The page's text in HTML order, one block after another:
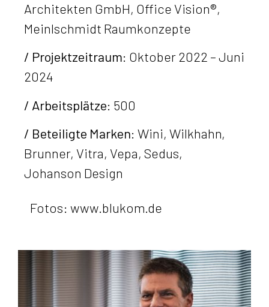
Architekten GmbH, Office Vision®,
Meinlschmidt Raumkonzepte
/ Projektzeitraum: Oktober 2022 – Juni
2024
/ Arbeitsplätze: 500
/ Beteiligte Marken: Wini, Wilkhahn,
Brunner, Vitra, Vepa, Sedus,
Johanson Design
Fotos: www.blukom.de